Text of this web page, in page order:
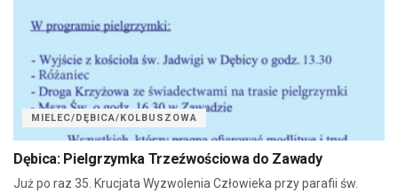
MIELEC/DĘBICA/KOLBUSZOWA
Dębica: Pielgrzymka Trzeźwościowa do Zawady
Już po raz 35. Krucjata Wyzwolenia Człowieka przy parafii św.